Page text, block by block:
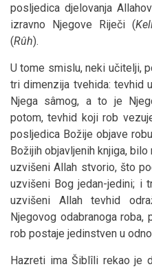
posljedica djelovanja
izravno Njegove Riječi (
(Rûh).
U tome smislu, neki učitelji,
tri dimenzija tvehida: tevhid
Njega sâmog, a to je
potom, tevhid koji rob
posljedica Božije objave
Božijih objavljenih knjiga,
uzvišeni Allah stvorio, što
uzvišeni Bog jedan-jedini; i
uzvišeni Allah tevhid
Njegovog odabranoga roba,
rob postaje jedinstven u
Hazreti ima Šiblîli rekao je